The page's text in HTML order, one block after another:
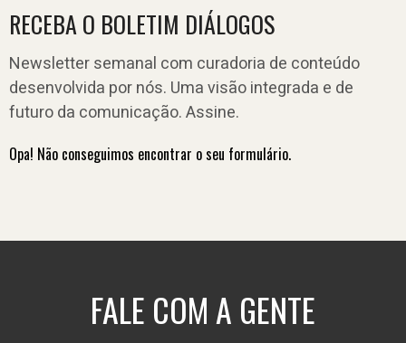
RECEBA O BOLETIM DIÁLOGOS
Newsletter semanal com curadoria de conteúdo
desenvolvida por nós. Uma visão integrada e de
futuro da comunicação. Assine.
Opa! Não conseguimos encontrar o seu formulário.
FALE COM A GENTE